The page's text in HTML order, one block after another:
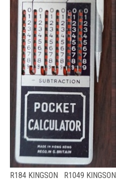
R184 KINGSON R1049 KINGSON